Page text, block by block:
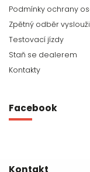
Podmínky ochrany
Zpětný odběr
Testovací jízdy
Staň se dealerem
Kontakty
Facebook
Kontakt